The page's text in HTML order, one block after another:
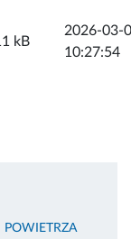
kB
2026-03-
10:27:54